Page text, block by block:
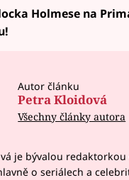
Holmese na
Autor článku
Petra Kloidová
Všechny články autora
je bývalou redaktorkou
o seriálech a